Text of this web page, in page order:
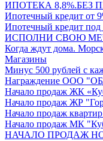
ИПОТЕКА 8,8%.БЕЗ
Ипотечный кредит от
Ипотечный кредит под
ИСПОЛНИ СВОЮ
Когда ждут дома.
Магазины
Минус 500 рублей с
Награждение ООО
Начало продаж ЖК
Начало продаж ЖР
Начало продаж
Начало продаж МК
НАЧАЛО ПРОДАЖ